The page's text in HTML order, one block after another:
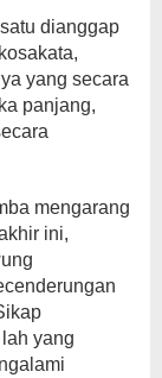
dianggap
yang secara
panjang,
mengarang
ini,
yang